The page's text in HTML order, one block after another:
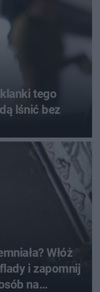
tego
lśnić bez
Włóż
i zapomnij
na